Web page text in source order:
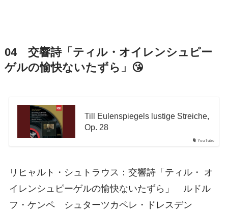
04 交響詩「ティル・オイレンシュピー
ゲルの愉快ないたずら」😘
YouTube
Till Eulenspiegels lustige Streiche,
Op. 28
リヒャルト・シュトラウス：交響詩「ティル・ オ
イレンシュピーゲルの愉快ないたずら」 ルドル
フ・ケンペ シュターツカペレ・ドレスデン